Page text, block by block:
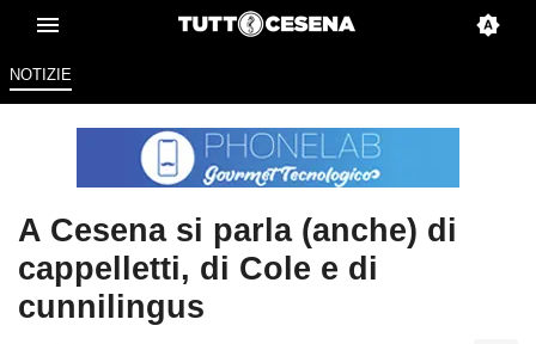
NOTIZIE
A Cesena si parla (anche) di
cappelletti, di Cole e di
cunnilingus